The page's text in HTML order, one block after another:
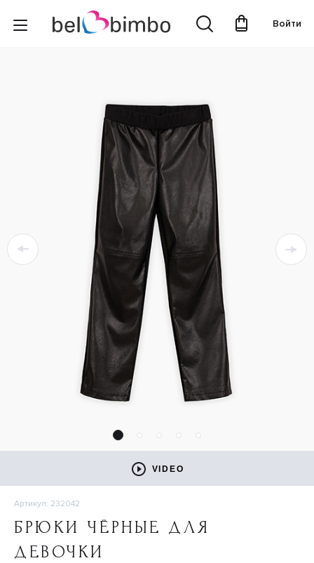
Войти
VIDEO
Артикул: 232042
БРЮКИ ЧЁРНЫЕ ДЛЯ
ДЕВОЧКИ